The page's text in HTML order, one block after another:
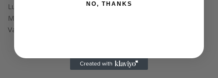
Luokittelu: Ammattilainen
Maa: Puola
Valmistusmaa: Euroopan Unioni
NO, THANKS